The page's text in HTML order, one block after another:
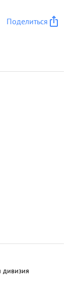
Поделиться
дивизия